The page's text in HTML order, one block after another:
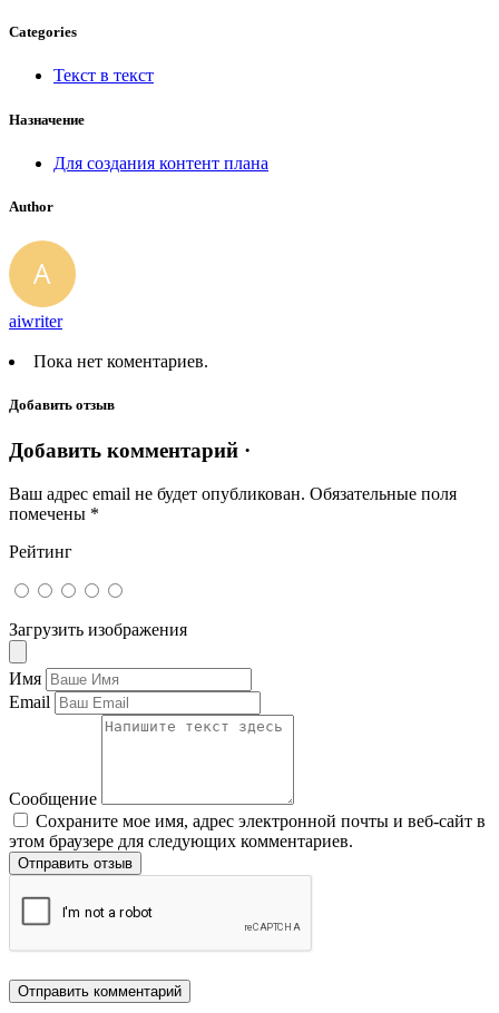
Categories
Текст в текст
Назначение
Для создания контент плана
Author
aiwriter
Пока нет коментариев.
Добавить отзыв
Добавить комментарий ·
Ваш адрес email не будет опубликован. Обязательные поля
помечены *
Рейтинг
Загрузить изображения
Имя
Email
Сообщение
Сохраните мое имя, адрес электронной почты и веб-сайт в
этом браузере для следующих комментариев.
Отправить отзыв